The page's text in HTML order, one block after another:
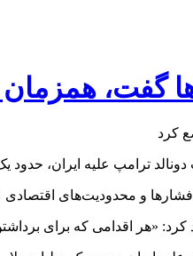
گفت،
ترامپ علیه ایران،
و محدودیت‌های اقتصادی
«هر اقدامی که برای